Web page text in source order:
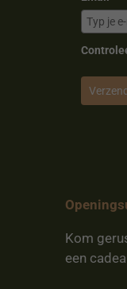
Kom
een